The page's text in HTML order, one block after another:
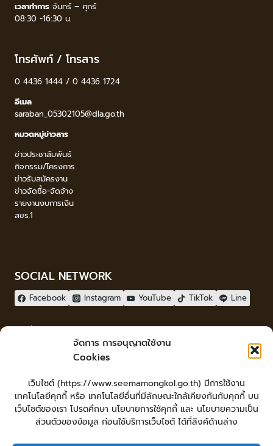
จัดการ การอนุญาตใช้งาน
Cookies
เว็บไซต์ (https://www.seemamongkol.go.th) มีการใช้งาน
เทคโนโลยีคุกกี้ หรือ เทคโนโลยีอื่นที่มีลักษณะใกล้เคียงกันกับคุกกี้ บน
เว็บไซต์ของเรา โปรดศึกษา นโยบายการใช้คุกกี้ และ นโยบายความเป็น
ส่วนตัวของข้อมูล ก่อนใช้บริการเว็บไซต์ ได้ที่ลิงค์ด้านล่าง
เวลาทำการ จันทร์ – ศุกร์
08:30 -16:30 น.
โทรศัพท์ / โทรสาร
0 4436 1444 / 0 4436 1724
อีเมล
saraban_05302105@dla.go.th
หมวดหมู่ข่าวสาร
ข่าวประชาสัมพันธ์
กิจกรรม/โครงการ
ข่าวรับสมัครงาน
ข่าวจัดซื้อ-จัดจ้าง
รายงานงบการเงิน
สขร.1
SOCIAL NETWORK
Facebook Instagram YouTube TikTok Line
LopburiWebdesign.com
Login
เข้าสู่ระบบ